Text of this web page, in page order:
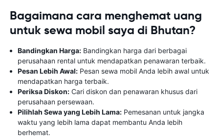
Bagaimana cara menghemat uang
untuk sewa mobil saya di Bhutan?
Bandingkan Harga: Bandingkan harga dari berbagai
perusahaan rental untuk mendapatkan penawaran terbaik.
Pesan Lebih Awal: Pesan sewa mobil Anda lebih awal untuk
mendapatkan harga terbaik.
Periksa Diskon: Cari diskon dan penawaran khusus dari
perusahaan persewaan.
Pilihlah Sewa yang Lebih Lama: Pemesanan untuk jangka
waktu yang lebih lama dapat membantu Anda lebih
berhemat.